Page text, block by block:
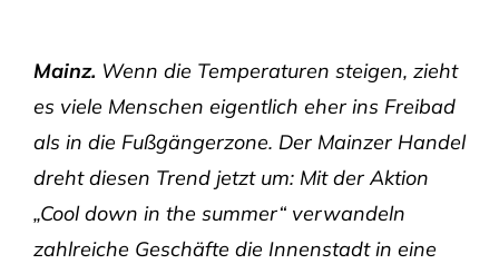
Mainz. Wenn die Temperaturen steigen, zieht
es viele Menschen eigentlich eher ins Freibad
als in die Fußgängerzone. Der Mainzer Handel
dreht diesen Trend jetzt um: Mit der Aktion
„Cool down in the summer“ verwandeln
zahlreiche Geschäfte die Innenstadt in eine